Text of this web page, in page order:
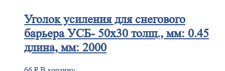
Уголокусиления для снегового
барьера УСБ- 50х30 толщ., мм: 0.45
длина, мм: 2000